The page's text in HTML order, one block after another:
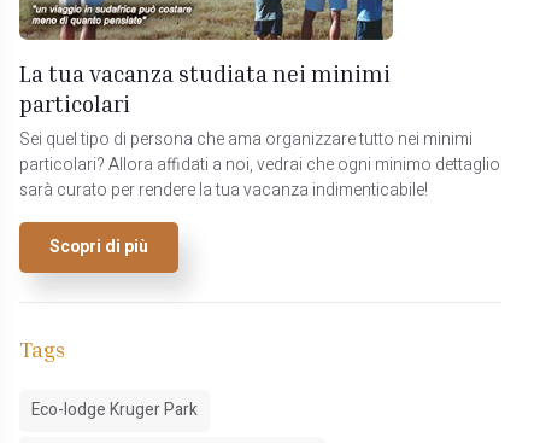
La tua vacanza studiata nei minimi
particolari
Sei quel tipo di persona che ama organizzare tutto nei minimi
particolari? Allora affidati a noi, vedrai che ogni minimo dettaglio
sarà curato per rendere la tua vacanza indimenticabile!
Scopri di più
Tags
Eco-lodge Kruger Park